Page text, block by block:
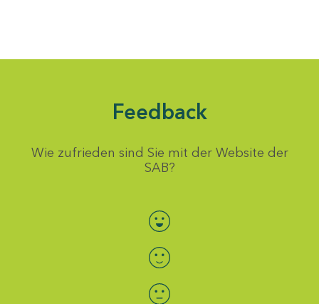
Feedback
Wie zufrieden sind Sie mit der Website der
SAB?
Bewertung auswählen